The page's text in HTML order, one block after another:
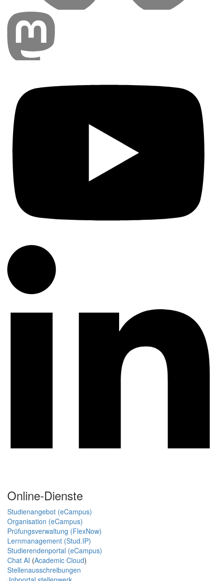
Online-Dienste
Studienangebot (eCampus)
Organisation (eCampus)
Prüfungsverwaltung (FlexNow)
Lernmanagement (Stud.IP)
Studierendenportal (eCampus)
Chat AI (Academic Cloud)
Stellenausschreibungen